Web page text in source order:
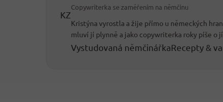
KZ
Copywriterka se zaměřením na němčinu
Kristýna vyrostla a žije přímo u německých
mluví jí plynně a jako copywriterka roky píše o
Vystudovaná němčinářkaRecepty &